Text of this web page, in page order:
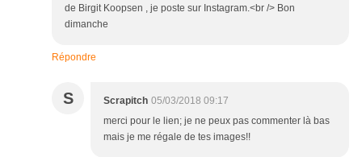
de Birgit Koopsen , je poste sur Instagram.<br /> Bon
dimanche
Répondre
S Scrapitch 05/03/2018 09:17
merci pour le lien; je ne peux pas commenter là bas
mais je me régale de tes images!!